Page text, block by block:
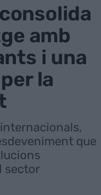
amb
i una
la
que
sector